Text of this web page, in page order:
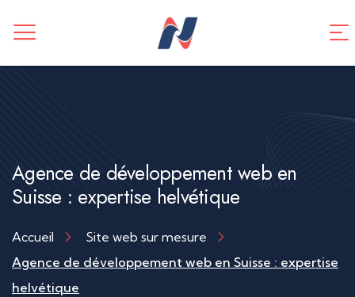
Agence de développement web en
Suisse : expertise helvétique
Accueil
Site web sur mesure
Agence de développement web en Suisse : expertise
helvétique